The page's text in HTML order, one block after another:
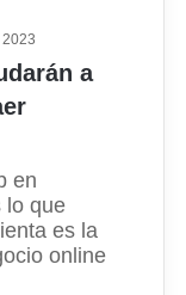
a
en
lo que
es la
online